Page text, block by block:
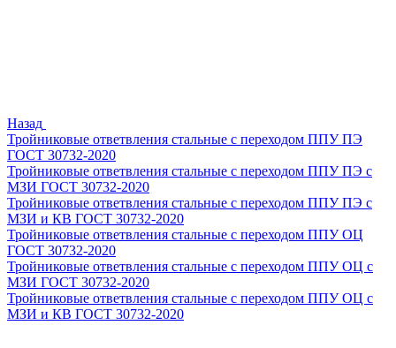
Назад
Тройниковые ответвления стальные с переходом ППУ ПЭ
ГОСТ 30732-2020
Тройниковые ответвления стальные с переходом ППУ ПЭ с
МЗИ ГОСТ 30732-2020
Тройниковые ответвления стальные с переходом ППУ ПЭ с
МЗИ и КВ ГОСТ 30732-2020
Тройниковые ответвления стальные с переходом ППУ ОЦ
ГОСТ 30732-2020
Тройниковые ответвления стальные с переходом ППУ ОЦ с
МЗИ ГОСТ 30732-2020
Тройниковые ответвления стальные с переходом ППУ ОЦ с
МЗИ и КВ ГОСТ 30732-2020